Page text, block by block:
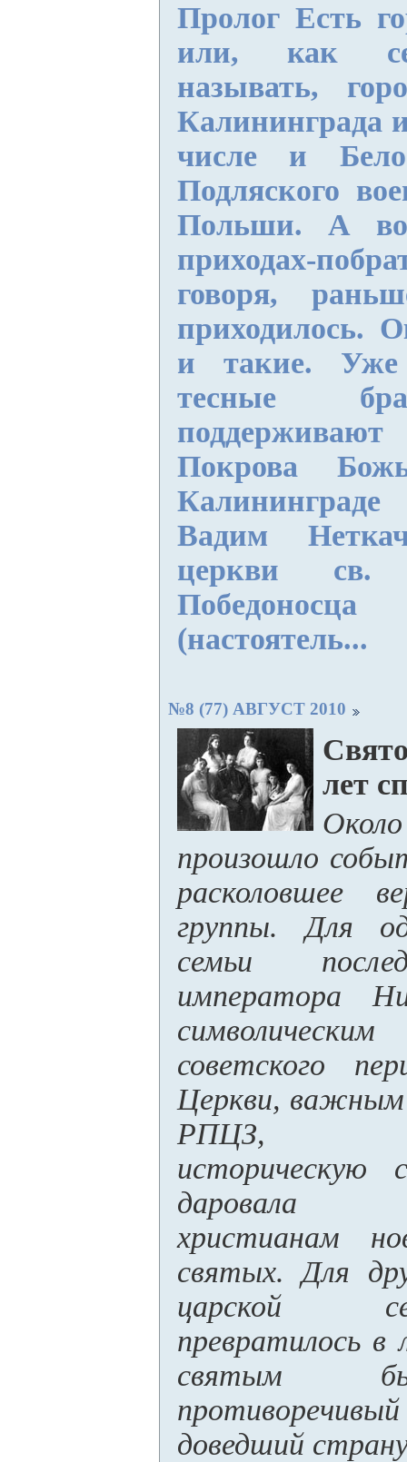
Пролог Есть
или, как
называть,
Калининграда
числе и
Подляского
Польши. А
приходах-
говоря,
приходилось.
и такие. Уже
тесные
Покрова
Вадим
церкви св.
(настоятель...
№8 (77) АВГУСТ 2010
лет
произошло
расколовшее
группы. Для
семьи
императора
советского
Церкви, важным
РПЦЗ,
историческую
даровала
христианам
святых. Для
царской
превратилось
святым
доведший